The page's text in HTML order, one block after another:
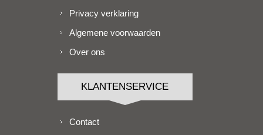
Privacy verklaring
Algemene voorwaarden
Over ons
KLANTENSERVICE
Contact